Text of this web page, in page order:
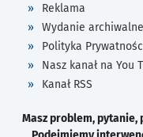
Reklama
Wydanie
Polityka
Nasz kanał na You
Kanał RSS
Masz problem, pytanie,